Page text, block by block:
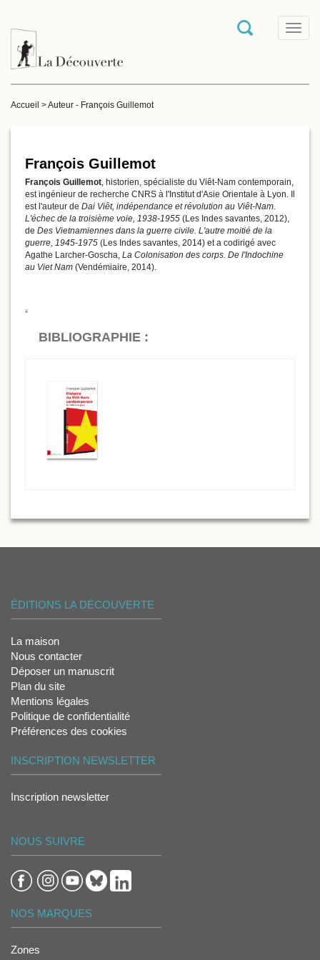
T
o
t
i
Accueil >Auteur - François Guillemot
François Guillemot
François Guillemot, historien, spécialiste du Viêt-Nam contemporain,
est ingénieur de recherche CNRS à l'Institut d'Asie Orientale à Lyon. Il
est l'auteur de Dai Viêt, indépendance et révolution au Viêt-Nam.
L'échec de la troisième voie, 1938-1955 (Les Indes savantes, 2012),
de Des Vietnamiennes dans la guerre civile. L'autre moitié de la
guerre, 1945‑1975 (Les Indes savantes, 2014) et a codirigé avec
Agathe Larcher-Goscha, La Colonisation des corps. De l'Indochine
au Viet Nam (Vendémiaire, 2014).
BIBLIOGRAPHIE :
ÉDITIONS LA DÉCOUVERTE
La maison
Nous contacter
Déposer un manuscrit
Plan du site
Mentions légales
Politique de confidentialité
Préférences des cookies
INSCRIPTION NEWSLETTER
Inscription newsletter
NOUS SUIVRE
NOS MARQUES
Zones